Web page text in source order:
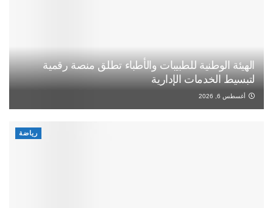
الهيئة الوطنية للطبيبات والأطباء تطلق منصة رقمية
لتبسيط الخدمات الإدارية
أغسطس 6, 2026
رياضة